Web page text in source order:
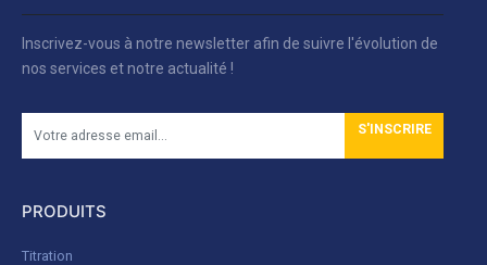
Inscrivez-vous à notre newsletter afin de suivre l'évolution de
nos services et notre actualité !
S'INSCRIRE
PRODUITS
Titration